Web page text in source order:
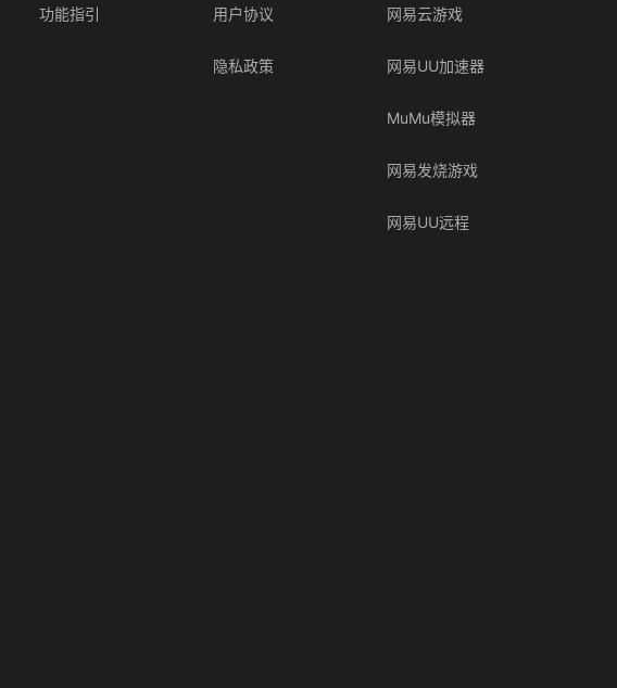
功能指引 用户协议
隐私政策
网易云游戏
网易UU加速器
MuMu模拟器
网易发烧游戏
网易UU远程